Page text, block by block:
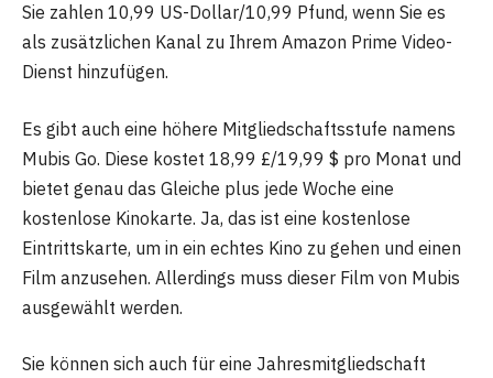
Sie zahlen 10,99 US-Dollar/10,99 Pfund, wenn Sie es
als zusätzlichen Kanal zu Ihrem Amazon Prime Video-
Dienst hinzufügen.
Es gibt auch eine höhere Mitgliedschaftsstufe namens
Mubis Go. Diese kostet 18,99 £/19,99 $ pro Monat und
bietet genau das Gleiche plus jede Woche eine
kostenlose Kinokarte. Ja, das ist eine kostenlose
Eintrittskarte, um in ein echtes Kino zu gehen und einen
Film anzusehen. Allerdings muss dieser Film von Mubis
ausgewählt werden.
Sie können sich auch für eine Jahresmitgliedschaft